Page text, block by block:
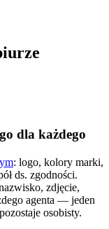
dla każdego
: logo, kolory marki,
ds. zgodności.
zdjęcie,
agenta — jeden
osobisty.